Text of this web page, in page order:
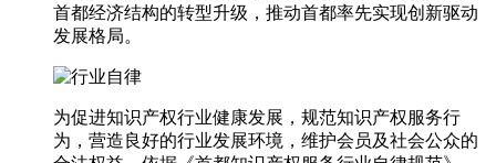
首都经济结构的转型升级，推动首都率先实现创新驱动
发展格局。
为促进知识产权行业健康发展，规范知识产权服务行
为，营造良好的行业发展环境，维护会员及社会公众的